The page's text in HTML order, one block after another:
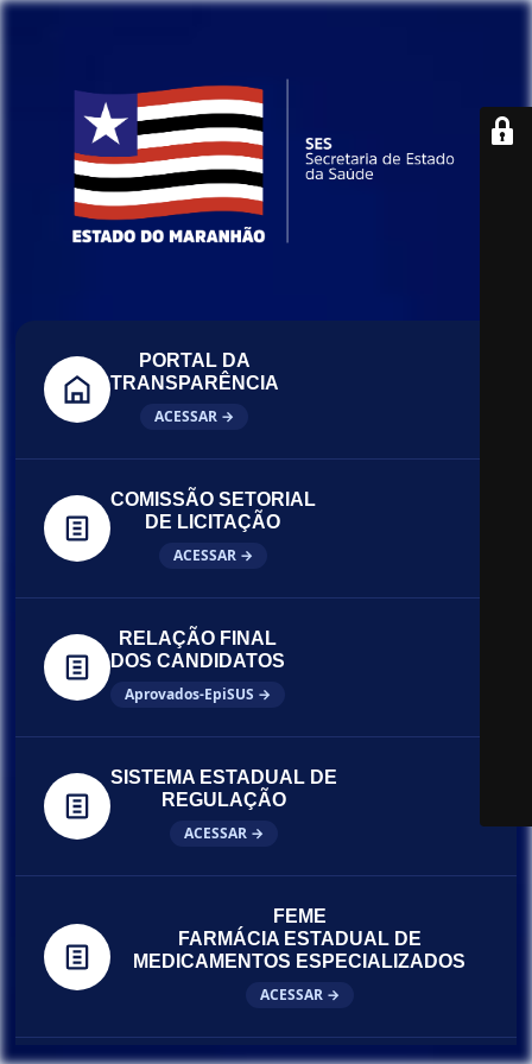
PORTAL DA
TRANSPARÊNCIA
ACESSAR →
COMISSÃO SETORIAL
DE LICITAÇÃO
ACESSAR →
RELAÇÃO FINAL
DOS CANDIDATOS
Aprovados-EpiSUS →
SISTEMA ESTADUAL DE
REGULAÇÃO
ACESSAR →
FEME
FARMÁCIA ESTADUAL DE
MEDICAMENTOS ESPECIALIZADOS
ACESSAR →